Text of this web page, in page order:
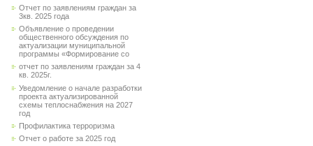
Отчет по заявлениям граждан за
3кв. 2025 года
Объявление о проведении
общественного обсуждения по
актуализации муниципальной
программы «Формирование со
отчет по заявлениям граждан за 4
кв. 2025г.
Уведомление о начале разработки
проекта актуализированной
схемы теплоснабжения на 2027
год
Профилактика терроризма
Отчет о работе за 2025 год